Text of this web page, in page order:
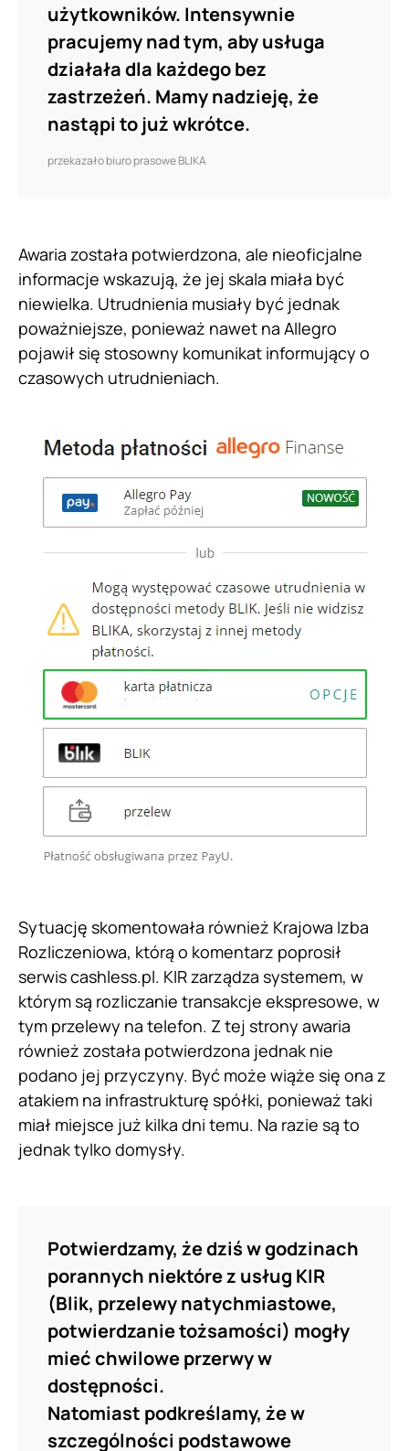
użytkowników. Intensywnie
pracujemy nad tym, aby usługa
działała dla każdego bez
zastrzeżeń. Mamy nadzieję, że
nastąpi to już wkrótce.
przekazało biuro prasowe BLIKA
Awaria została potwierdzona, ale nieoficjalne
informacje wskazują, że jej skala miała być
niewielka. Utrudnienia musiały być jednak
poważniejsze, ponieważ nawet na Allegro
pojawił się stosowny komunikat informujący o
czasowych utrudnieniach.
Sytuację skomentowała również Krajowa Izba
Rozliczeniowa, którą o komentarz poprosił
serwis cashless.pl. KIR zarządza systemem, w
którym są rozliczanie transakcje ekspresowe, w
tym przelewy na telefon. Z tej strony awaria
również została potwierdzona jednak nie
podano jej przyczyny. Być może wiąże się ona z
atakiem na infrastrukturę spółki, ponieważ taki
miał miejsce już kilka dni temu. Na razie są to
jednak tylko domysły.
Potwierdzamy, że dziś w godzinach
porannych niektóre z usług KIR
(Blik, przelewy natychmiastowe,
potwierdzanie tożsamości) mogły
mieć chwilowe przerwy w
dostępności.
Natomiast podkreślamy, że w
szczególności podstawowe